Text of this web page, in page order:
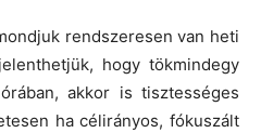
rendszeresen van heti
hogy tökmindegy
akkor is tisztességes
ha célirányos, fókuszált